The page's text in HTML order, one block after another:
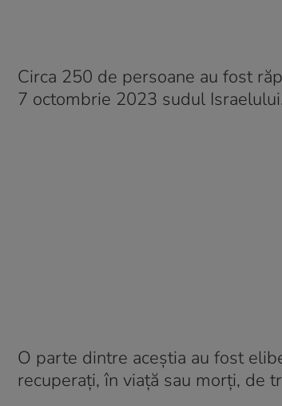
Circa 250 de persoane au fost
7 octombrie 2023 sudul
O parte dintre aceștia au fost
recuperați, în viață sau morți, de